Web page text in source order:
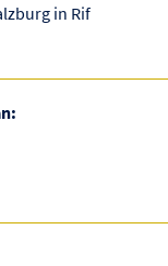
in Rif